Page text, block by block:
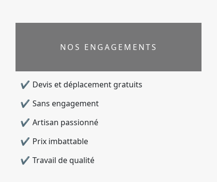
NOS ENGAGEMENTS
Devis et déplacement gratuits
Sans engagement
Artisan passionné
Prix imbattable
Travail de qualité